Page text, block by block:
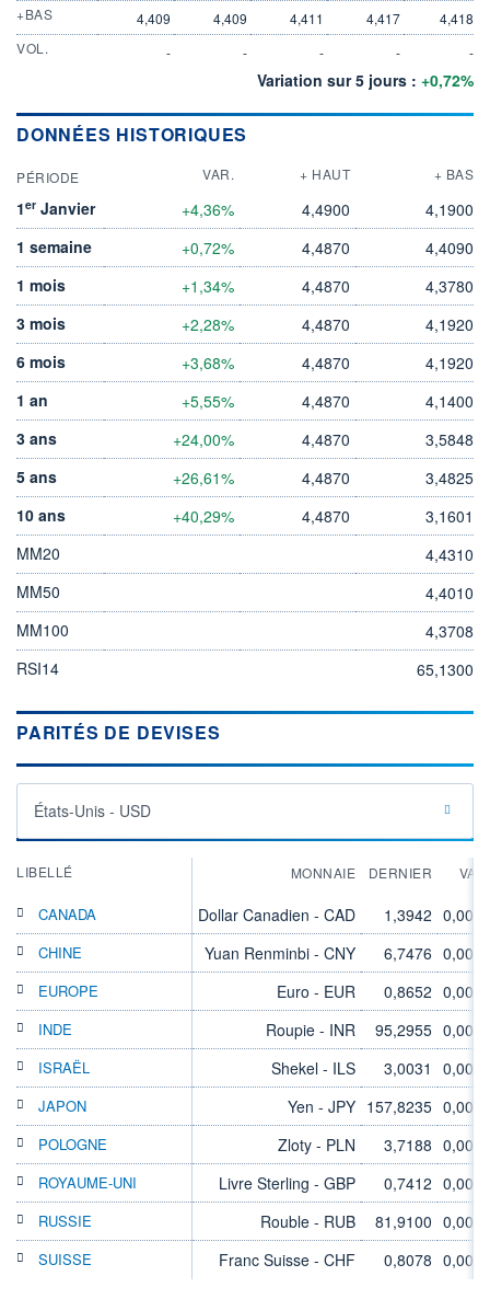
+BAS
4,409 4,409 4,411 4,417
4,418
VOL.
- - - - -
Variation sur 5 jours : +0,72%
DONNÉES HISTORIQUES
PÉRIODE VAR. + HAUT + BAS
1er Janvier +4,36% 4,4900
4,1900
1 semaine
+0,72% 4,4870
4,4090
1 mois
+1,34% 4,4870
4,3780
3 mois
+2,28% 4,4870
4,1920
6 mois
+3,68% 4,4870
4,1920
1 an
+5,55% 4,4870
4,1400
3 ans
+24,00% 4,4870
3,5848
5 ans
+26,61% 4,4870
3,4825
10 ans
+40,29% 4,4870
3,1601
MM20
4,4310
MM50
4,4010
MM100
4,3708
RSI14
65,1300
PARITÉS DE DEVISES
États-Unis - USD
LIBELLÉ MONNAIE DERNIER VAR
CANADA Dollar Canadien - CAD 1,3942 0,00%
CHINE Yuan Renminbi - CNY 6,7476 0,00%
EUROPE Euro - EUR 0,8652 0,00%
INDE Roupie - INR 95,2955 0,00%
ISRAËL Shekel - ILS 3,0031 0,00%
JAPON Yen - JPY 157,8235 0,00%
POLOGNE Zloty - PLN 3,7188 0,00%
ROYAUME-UNI Livre Sterling - GBP 0,7412 0,00%
RUSSIE Rouble - RUB 81,9100 0,00%
SUISSE Franc Suisse - CHF 0,8078 0,00%